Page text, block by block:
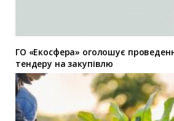
ГО «Екосфера» оголошує
тендеру на закупівлю